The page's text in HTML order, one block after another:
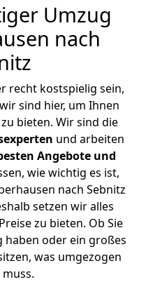
Umzug
nach
recht kostspielig sein,
sind hier, um Ihnen
zu bieten. Wir sind die
und arbeiten
Angebote und
wie wichtig es ist,
nach Sebnitz
setzen wir alles
zu bieten. Ob Sie
haben oder ein großes
was umgezogen